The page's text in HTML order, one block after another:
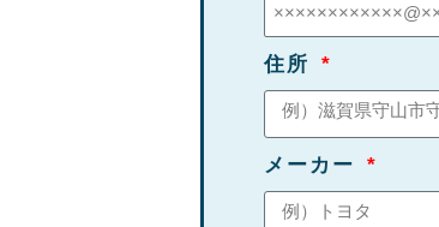
住所
メーカー